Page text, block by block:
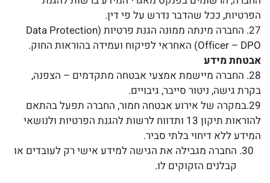
הפרטיות, ככל שהדבר נדרש על פי דין.
27. החברה מינתה ממונה הגנת פרטיות (Data Protection
Officer – DPO) האחראי לפיקוח ועמידה בהוראות החוק.
אבטחת מידע
28. החברה מיישמת אמצעי אבטחה מתקדמים – הצפנה,
בקרת גישה, ניטור סייבר, גיבויים.
29.במקרה של אירוע אבטחה חמור, החברה תפעל בהתאם
להוראות תיקון 13 ותדווח לרשות להגנת הפרטיות ולנושאי
המידע ללא דיחוי בלתי סביר.
החברה מגבילה את הגישה למידע אישי רק לעובדים או
קבלנים הזקוקים לו.